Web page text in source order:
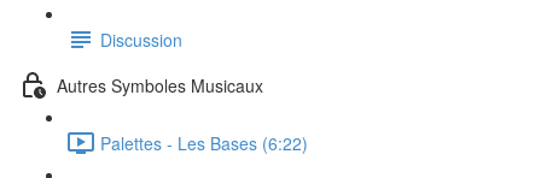
Discussion
Autres Symboles Musicaux
Palettes - Les Bases (6:22)